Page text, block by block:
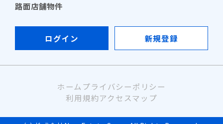
路面店舗物件
ログイン 新規登録
ホーム プライバシーポリシー
利用規約アクセスマップ